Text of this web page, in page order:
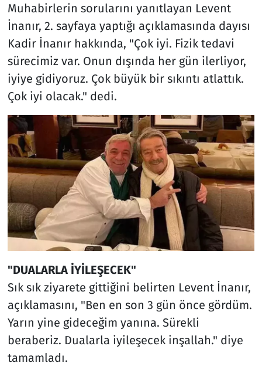
Muhabirlerin sorularını yanıtlayan Levent
İnanır, 2. sayfaya yaptığı açıklamasında dayısı
Kadir İnanır hakkında, "Çok iyi. Fizik tedavi
sürecimiz var. Onun dışında her gün ilerliyor,
iyiye gidiyoruz. Çok büyük bir sıkıntı atlattık.
Çok iyi olacak." dedi.
"DUALARLA İYİLEŞECEK"
Sık sık ziyarete gittiğini belirten Levent İnanır,
açıklamasını, "Ben en son 3 gün önce gördüm.
Yarın yine gideceğim yanına. Sürekli
beraberiz. Dualarla iyileşecek inşallah." diye
tamamladı.